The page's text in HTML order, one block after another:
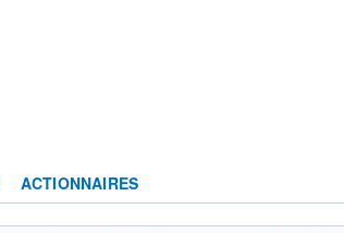
ACTIONNAIRES